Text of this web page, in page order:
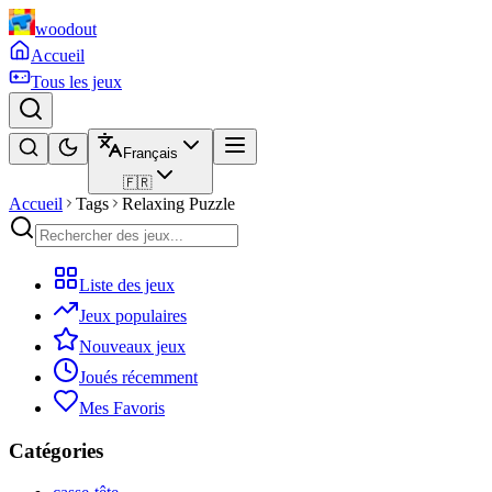
woodout
Accueil
Tous les jeux
Français
🇫🇷
Accueil Tags Relaxing Puzzle
Liste des jeux
Jeux populaires
Nouveaux jeux
Joués récemment
Mes Favoris
Catégories